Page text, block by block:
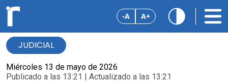
-A A+
JUDICIAL
Miércoles 13 de mayo de 2026
Publicado a las 13:21 | Actualizado a las 13:21